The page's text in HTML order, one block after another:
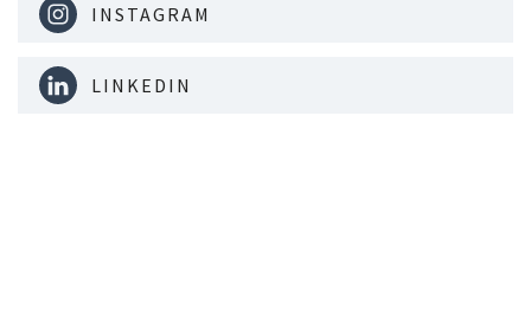
INSTAGRAM
LINKEDIN